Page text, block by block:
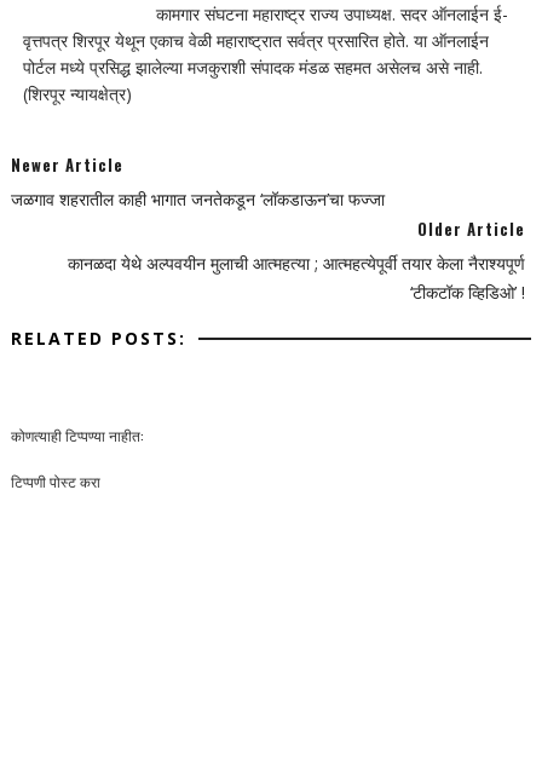
कामगार संघटना महाराष्ट्र राज्य उपाध्यक्ष. सदर ऑनलाईन ई-
वृत्तपत्र शिरपूर येथून एकाच वेळी महाराष्ट्रात सर्वत्र प्रसारित होते. या ऑनलाईन
पोर्टल मध्ये प्रसिद्ध झालेल्या मजकुराशी संपादक मंडळ सहमत असेलच असे नाही.
(शिरपूर न्यायक्षेत्र)
Newer Article
जळगाव शहरातील काही भागात जनतेकडून ‘लॉकडाऊन’चा फज्जा
Older Article
कानळदा येथे अल्पवयीन मुलाची आत्महत्या ; आत्महत्येपूर्वी तयार केला नैराश्यपूर्ण
‘टीकटॉक व्हिडिओ’ !
RELATED POSTS:
कोणत्याही टिप्पण्‍या नाहीत:
टिप्पणी पोस्ट करा